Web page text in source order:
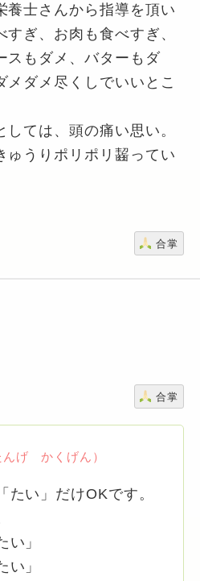
養士さんから指導を頂い
ぎ、お肉も食べすぎ、
スもダメ、バターもダ
ダメ尽くしでいいとこ
ては、頭の痛い思い。
ゅうりポリポリ齧ってい
合掌
合掌
げ かくげん）
たい」だけOKです。
い」
い」